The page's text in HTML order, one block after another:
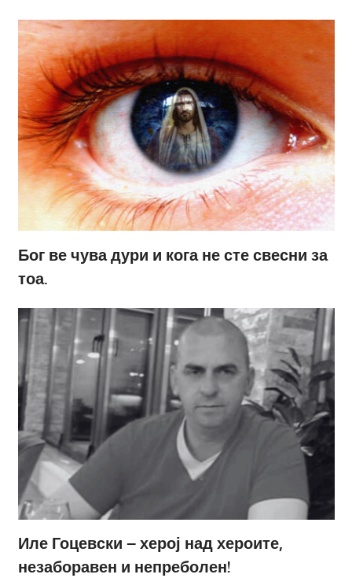
Бог ве чува дури и кога не сте свесни за
тоа.
Иле Гоцевски – херој над хероите,
незаборавен и непреболен!